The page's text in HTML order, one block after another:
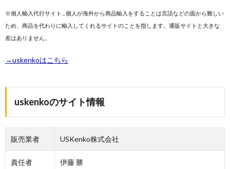
※個人輸入代行サイト…個人が海外から商品輸入をすることは言語などの面から難しい
ため、商品を代わりに輸入してくれるサイトのことを指します。通販サイトと大きな
差はありません。
→uskenkoはこちら
uskenkoのサイト情報
販売業者 USKenko株式会社
責任者 伊藤 勝